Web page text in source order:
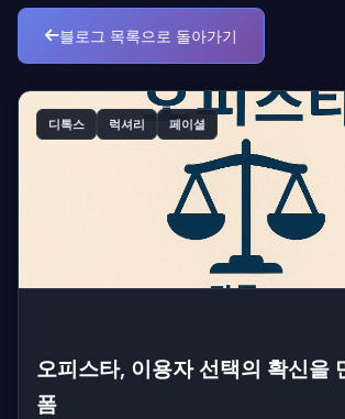
블로그 목록으로 돌아가기
디톡스 럭셔리 페이셜
오피스타, 이용자 선택의 확신을
폼